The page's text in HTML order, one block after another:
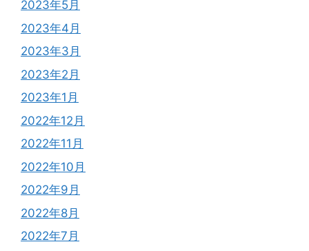
2023年5月
2023年4月
2023年3月
2023年2月
2023年1月
2022年12月
2022年11月
2022年10月
2022年9月
2022年8月
2022年7月